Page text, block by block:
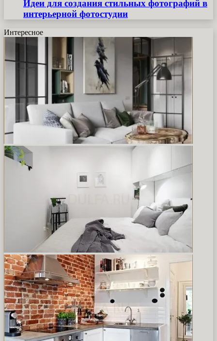
Идеи для создания стильных фотографий в
интерьерной фотостудии
Интересное